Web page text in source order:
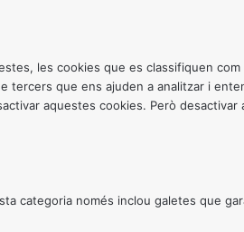
les cookies que es classifiquen
que ens ajuden a analitzar i
aquestes cookies. Però
categoria només inclou galetes que